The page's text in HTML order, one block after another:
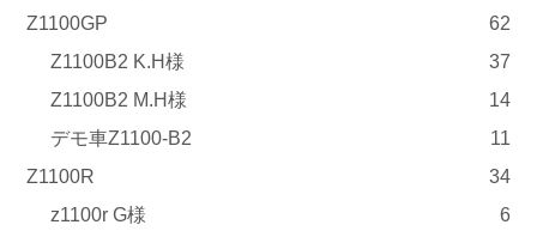
Z1100GP
62
Z1100B2 K.H様
37
Z1100B2 M.H様
14
デモ車Z1100-B2
11
Z1100R
34
z1100r G様
6